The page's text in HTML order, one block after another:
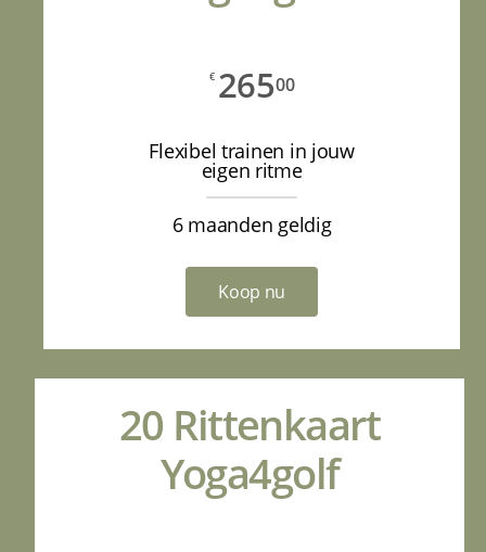
€ 26500
Flexibel trainen in jouw
eigen ritme
6 maanden geldig
Koop nu
20 Rittenkaart
Yoga4golf